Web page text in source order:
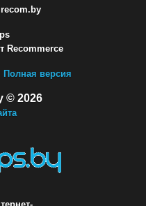
Recommerce
Полная версия
© 2026